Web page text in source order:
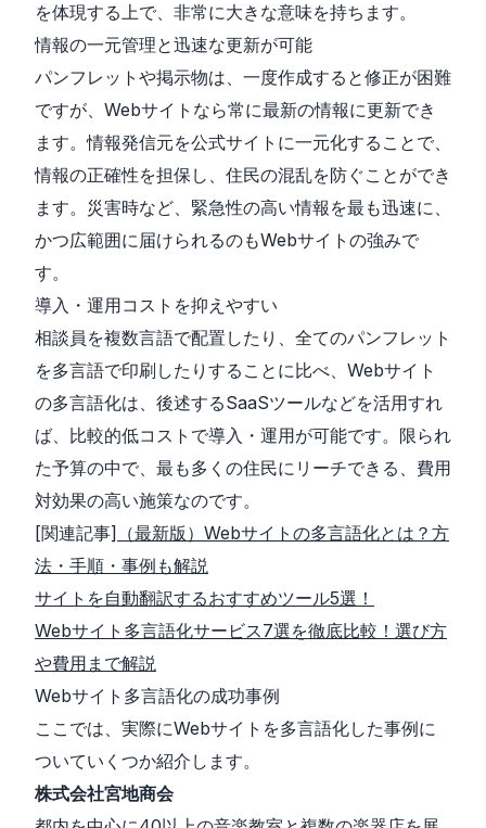
を体現する上で、非常に大きな意味を持ちます。
情報の一元管理と迅速な更新が可能
パンフレットや掲示物は、一度作成すると修正が困難
ですが、Webサイトなら常に最新の情報に更新でき
ます。情報発信元を公式サイトに一元化することで、
情報の正確性を担保し、住民の混乱を防ぐことができ
ます。災害時など、緊急性の高い情報を最も迅速に、
かつ広範囲に届けられるのもWebサイトの強みで
す。
導入・運用コストを抑えやすい
相談員を複数言語で配置したり、全てのパンフレット
を多言語で印刷したりすることに比べ、Webサイト
の多言語化は、後述するSaaSツールなどを活用すれ
ば、比較的低コストで導入・運用が可能です。限られ
た予算の中で、最も多くの住民にリーチできる、費用
対効果の高い施策なのです。
[関連記事]
（最新版）Webサイトの多言語化とは？方
法・手順・事例も解説
サイトを自動翻訳するおすすめツール5選！
Webサイト多言語化サービス7選を徹底比較！選び方
や費用まで解説
Webサイト多言語化の成功事例
ここでは、実際にWebサイトを多言語化した事例に
ついていくつか紹介します。
株式会社宮地商会